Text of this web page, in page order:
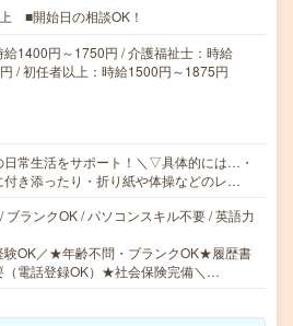
■開始日の相談OK！
1400円～1750円 / 介護福祉士：時給
/ 初任者以上：時給1500円～1875円
日常生活をサポート！＼▽具体的には…・
付き添ったり・折り紙や体操などのレ…
ブランクOK / パソコンスキル不要 / 英語力
験OK／★年齢不問・ブランクOK★履歴書
（電話登録OK）★社会保険完備＼…